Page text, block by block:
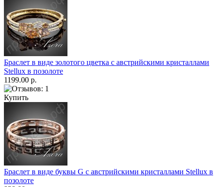
Браслет в виде золотого цветка с австрийскими кристаллами
Stellux в позолоте
1199.00 р.
Купить
Браслет в виде буквы G c австрийскими кристаллами Stellux в
позолоте